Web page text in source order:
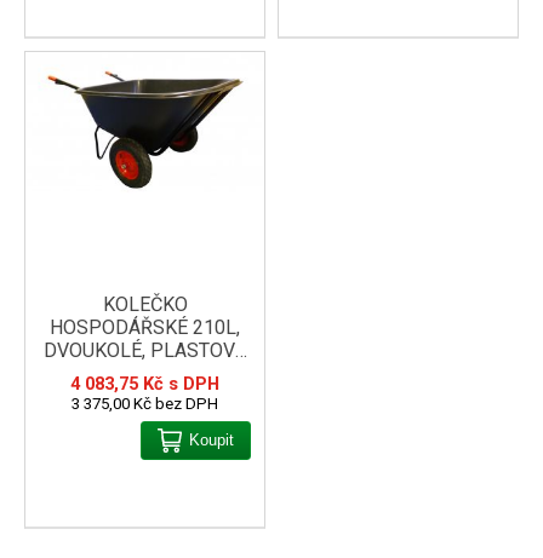
KOLEČKO
HOSPODÁŘSKÉ 210L,
DVOUKOLÉ, PLASTOVÁ
KORBA
4 083,75 Kč s DPH
3 375,00 Kč bez DPH
Koupit